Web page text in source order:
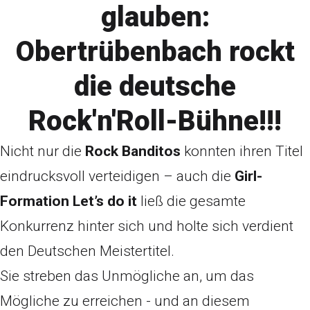
glauben:
Obertrübenbach rockt
die deutsche
Rock'n'Roll-Bühne!!!
Nicht nur die Rock Banditos konnten ihren Titel
eindrucksvoll verteidigen – auch die Girl-
Formation Let’s do it ließ die gesamte
Konkurrenz hinter sich und holte sich verdient
den Deutschen Meistertitel.
Sie streben das Unmögliche an, um das
Mögliche zu erreichen - und an diesem